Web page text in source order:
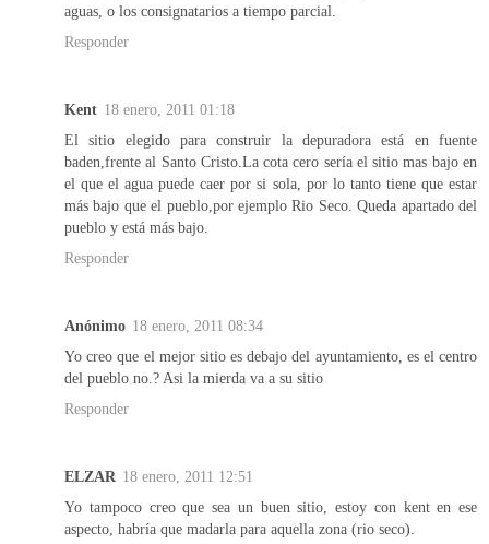
aguas, o los consignatarios a tiempo parcial.
Responder
Kent 18 enero, 2011 01:18
El sitio elegido para construir la depuradora está en fuente
baden,frente al Santo Cristo.La cota cero sería el sitio mas bajo en
el que el agua puede caer por si sola, por lo tanto tiene que estar
más bajo que el pueblo,por ejemplo Rio Seco. Queda apartado del
pueblo y está más bajo.
Responder
Anónimo 18 enero, 2011 08:34
Yo creo que el mejor sitio es debajo del ayuntamiento, es el centro
del pueblo no.? Asi la mierda va a su sitio
Responder
ELZAR 18 enero, 2011 12:51
Yo tampoco creo que sea un buen sitio, estoy con kent en ese
aspecto, habría que madarla para aquella zona (rio seco).